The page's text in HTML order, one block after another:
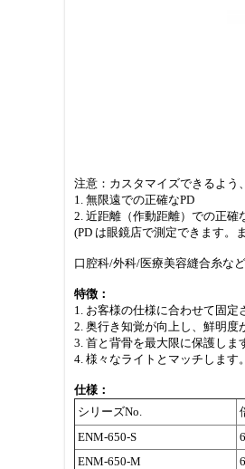
注意：カスタマイズできるよう
1. 無限遠での正確なPD
2. 近距離（作動距離）での正確
(PD は眼鏡店で測定できます。
口腔科/外科/医療美容縫合糸な
特徴：
1. お客様の仕様に合わせて固定
2. 奥行き知覚が向上し、鮮明度
3. 首と背骨を最大限に保護しま
4. 様々なライトとマッチします。
仕様：
シリーズNo.
ENM-650-S
ENM-650-M